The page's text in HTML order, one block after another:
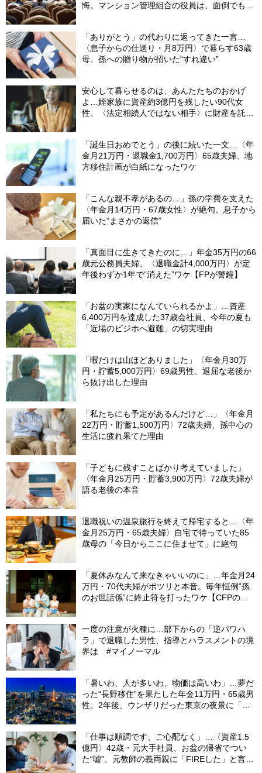
悔。マンション管理組合の役員は、面倒でも自
「ありがとう」の代わりに返ってきた一言…
〈息子からの仕送り・月8万円〉で暮らす63歳
母、孫への贈り物が招いた“すれ違い”
安心して暮らせるのは、あんたたちのおかげ
よ…姪家族に資産約3億円を残したい90代女
性、〈法定相続人ではない相手〉に財産を託せ
「誕生日おめでとう」の後に続いた一文…〈年
金月21万円・退職金1,700万円〉65歳夫婦、地
方移住計画が白紙になったワケ
「こんな親不孝があるの…」孫の学費を支えた
〈年金月14万円・67歳女性〉が絶句。息子から
届いた“まさかの返信”
「真面目に生きてきたのに…」年金35万円の66
歳元公務員夫婦、〈退職金計4,000万円〉が定
年後わずか1年で“消えた”ワケ【FPが警鐘】
「お盆の実家になんていられるかよ」…資産
6,400万円を達成した37歳会社員、今年の夏も
「近場のビジホへ避難」の切実理由
「暇だけは山ほどありました」〈年金月30万
円・貯蓄5,000万円〉69歳男性、退屈な老後か
ら抜け出した理由
「私たちにも予定があるんだけど…」〈年金月
22万円・貯蓄1,500万円〉72歳夫婦、孫中心の
生活に疲れ果てた理由
「子どもに残すことばかり考えていました」
〈年金月25万円・貯蓄3,900万円〉72歳夫婦が
語る老後の本音
退職祝いの温泉旅行を終えて帰宅すると…〈年
金月25万円・65歳夫婦〉自宅で待っていた85
歳母の「今日からここに住ませて」に絶句
「夏休みなんて来なきゃいいのに」…年金月24
万円・70代夫婦がポツリと本音。毎年恒例“孫
のお世話係”に終止符を打ったワケ【CFPの助
一度の注意が火種に…部下からの「逆パワハ
ラ」で退職した男性、指導とハラスメントの境
界は #マイノーマル
「暑いわ、人が多いわ、物価は高いわ」…夢だ
った“長野移住”を果たした年金11万円・65歳男
性。2年後、ウンザリだった東京の夜景に「癒
「仕事は順調です、ご心配なく」…〈資産1.5
億円〉42歳・元大手社員、お盆の帰省でつい
た“嘘”。元教師の義両親に「FIREした」と言え